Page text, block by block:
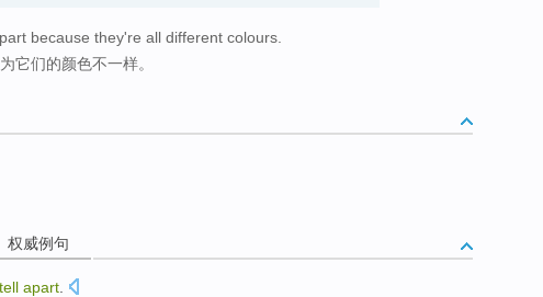
because they're all different colours.
它们的颜色不一样。
权威例句
tell apart